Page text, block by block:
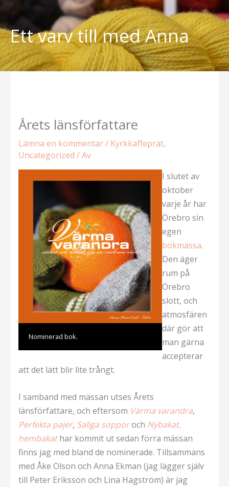
innehåll
Ett varv till med Anna
Årets länsförfattare
Lämna en kommentar/ Kyrkkaffeprat,
Uncategorized / Av
Nominerad bok.
I slutet av
oktober
varje år har
Örebro sin
egen
bokmässa.
Den äger
rum på
Örebro
slott, och
atmosfären
där gör att
man gärna
accepterar
att det lätt blir lite trångt.
I samband med mässan utses Årets
länsförfattare, och eftersom Värma varandra,
Perfekta pajer, Saliga sopporoch Nybakat,
hembakat har kommit ut sedan förra mässan
finns jag med bland de nominerade. Tillsammans
med Åke Olson och Anna Ekman (jag lägger själv
till Peter Eriksson och Lina Hagström) är jag